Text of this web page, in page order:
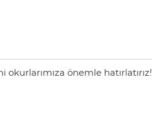
önemle hatırlatırız!